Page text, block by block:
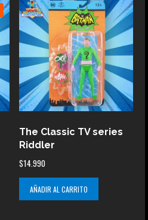
The Classic TV series
Riddler
$14.990
AÑADIR AL CARRITO